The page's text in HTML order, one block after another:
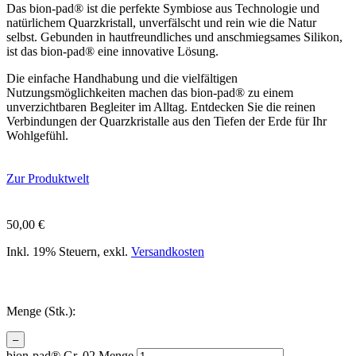
Das bion-pad® ist die perfekte Symbiose aus Technologie und
natürlichem Quarzkristall, unverfälscht und rein wie die Natur
selbst. Gebunden in hautfreundliches und anschmiegsames Silikon,
ist das bion-pad® eine innovative Lösung.
Die einfache Handhabung und die vielfältigen
Nutzungsmöglichkeiten machen das bion-pad® zu einem
unverzichtbaren Begleiter im Alltag. Entdecken Sie die reinen
Verbindungen der Quarzkristalle aus den Tiefen der Erde für Ihr
Wohlgefühl.
Zur Produktwelt
50,00 €
Inkl. 19% Steuern, exkl. Versandkosten
Menge (Stk.):
–